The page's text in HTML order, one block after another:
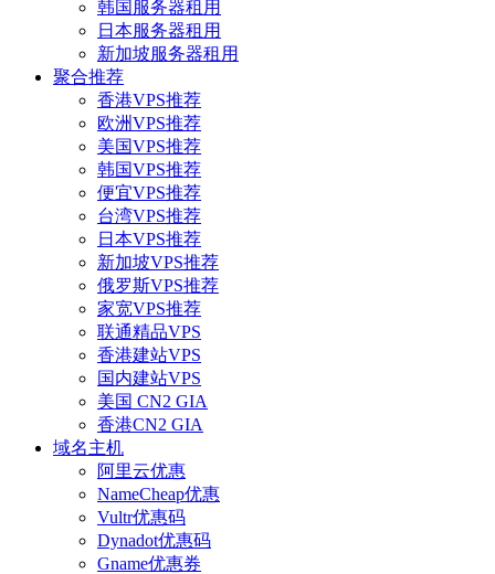
韩国服务器租用
日本服务器租用
新加坡服务器租用
聚合推荐
香港VPS推荐
欧洲VPS推荐
美国VPS推荐
韩国VPS推荐
便宜VPS推荐
台湾VPS推荐
日本VPS推荐
新加坡VPS推荐
俄罗斯VPS推荐
家宽VPS推荐
联通精品VPS
香港建站VPS
国内建站VPS
美国 CN2 GIA
香港CN2 GIA
域名主机
阿里云优惠
NameCheap优惠
Vultr优惠码
Dynadot优惠码
Gname优惠券